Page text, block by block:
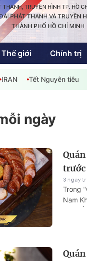
THANH, TRUYỀN HÌNH TP. HỒ
PHÁT THANH VÀ TRUYỀN
THÀNH PHỐ HỒ CHÍ MINH
Thế giới Chính trị
Thể thao
Quốc tế
Sách hay cuối tuần
Công nghệ
Chuyên đề
Hồ Chí Minh
IRAN Tết Nguyên tiêu
ngày
trước
3 ngày
Trong
Nam